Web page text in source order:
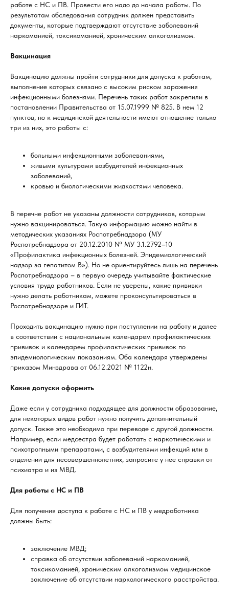
работе с НС и ПВ. Провести его надо до начала работы. По
результатам обследования сотрудник должен представить
документы, которые подтверждают отсутствие заболеваний
наркоманией, токсикоманией, хроническим алкоголизмом.
Вакцинация
Вакцинацию должны пройти сотрудники для допуска к работам,
выполнение которых связано с высоким риском заражения
инфекционными болезнями. Перечень таких работ закрепили в
постановлении Правительства от 15.07.1999 № 825. В нем 12
пунктов, но к медицинской деятельности имеют отношение только
три из них, это работы с:
больными инфекционными заболеваниями,
живыми культурами возбудителей инфекционных
заболеваний,
кровью и биологическими жидкостями человека.
В перечне работ не указаны должности сотрудников, которым
нужно вакцинироваться. Такую информацию можно найти в
методических указаниях Роспотребнадзора (МУ
Роспотребнадзора от 20.12.2010 № МУ 3.1.2792–10
«Профилактика инфекционных болезней. Эпидемиологический
надзор за гепатитом B»). Но не ориентируйтесь лишь на перечень
Роспотребнадзора – в первую очередь учитывайте фактические
условия труда работников. Если не уверены, какие прививки
нужно делать работникам, можете проконсультироваться в
Роспотребнадзоре и ГИТ.
Проходить вакцинацию нужно при поступлении на работу и далее
в соответствии с национальным календарем профилактических
прививок и календарем профилактических прививок по
эпидемиологическим показаниям. Оба календаря утверждены
приказом Минздрава от 06.12.2021 № 1122н.
Какие допуски оформить
Даже если у сотрудника подходящее для должности образование,
для некоторых видов работ нужно получить дополнительный
допуск. Также это необходимо при переводе с другой должности.
Например, если медсестра будет работать с наркотическими и
психотропными препаратами, с возбудителями инфекций или в
отделении для несовершеннолетних, запросите у нее справки от
психиатра и из МВД.
Для работы с НС и ПВ
Для получения доступа к работе с НС и ПВ у медработника
должны быть:
заключение МВД;
справка об отсутствии заболеваний наркоманией,
токсикоманией, хроническим алкоголизмом медицинское
заключение об отсутствии наркологического расстройства.